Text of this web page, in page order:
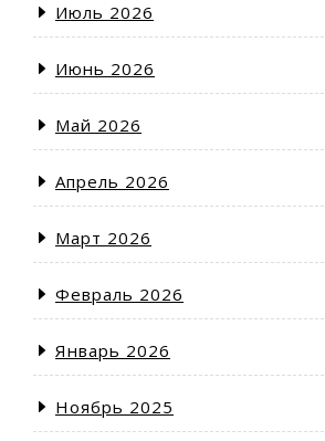
Июль 2026
Июнь 2026
Май 2026
Апрель 2026
Март 2026
Февраль 2026
Январь 2026
Ноябрь 2025